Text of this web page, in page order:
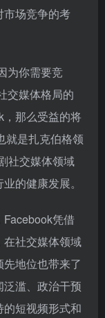
市场竞争的考
为你需要竞
交媒体格局的
那么受益的将
是扎克伯格领
社交媒体领域
的健康发展。
凭借
社交媒体领域
地位也带来了
滥、政治干预
短视频形式和